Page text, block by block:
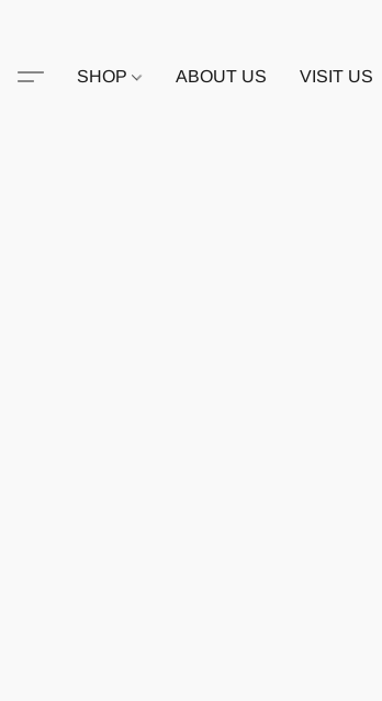
SHOP ABOUT US VISIT US